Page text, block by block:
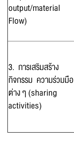
output/material
Flow)
3. การเสริมสร้าง
กิจกรรม ความร่วมมือ
ต่าง ๆ (sharing
activities)